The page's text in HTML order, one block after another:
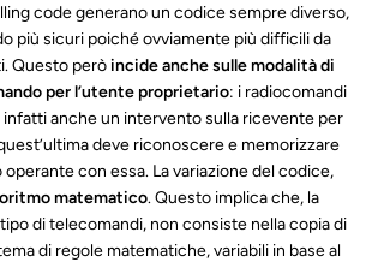
code generano un codice sempre diverso,
più sicuri poiché ovviamente più difficili da
Questo però incide anche sulle modalità di
per l’utente proprietario: i radiocomandi
anche un intervento sulla ricevente per
deve riconoscere e memorizzare
con essa. La variazione del codice,
matematico. Questo implica che, la
di telecomandi, non consiste nella copia di
di regole matematiche, variabili in base al